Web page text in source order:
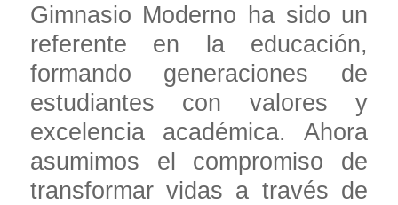
Gimnasio Moderno ha sido un
referente en la educación,
formando generaciones de
estudiantes con valores y
excelencia académica. Ahora
asumimos el compromiso de
transformar vidas a través de